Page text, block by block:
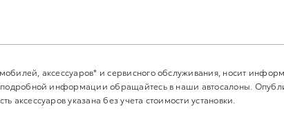
аксессуаров* и сервисного обслуживания, носит
информации обращайтесь в наши автосалоны.
указана без учета стоимости установки.